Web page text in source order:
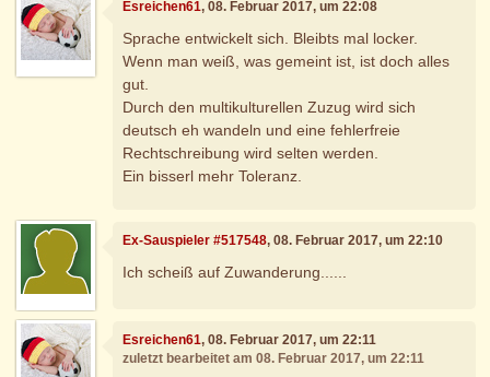
Esreichen61, 08. Februar 2017, um 22:08
Sprache entwickelt sich. Bleibts mal locker.
Wenn man weiß, was gemeint ist, ist doch alles
gut.
Durch den multikulturellen Zuzug wird sich
deutsch eh wandeln und eine fehlerfreie
Rechtschreibung wird selten werden.
Ein bisserl mehr Toleranz.
Ex-Sauspieler #517548, 08. Februar 2017, um 22:10
Ich scheiß auf Zuwanderung......
Esreichen61, 08. Februar 2017, um 22:11
zuletzt bearbeitet am 08. Februar 2017, um 22:11